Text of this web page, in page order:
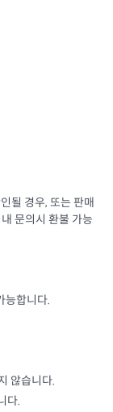
될 경우, 또는 판매
문의시 환불 가능
능합니다.
않습니다.
다.